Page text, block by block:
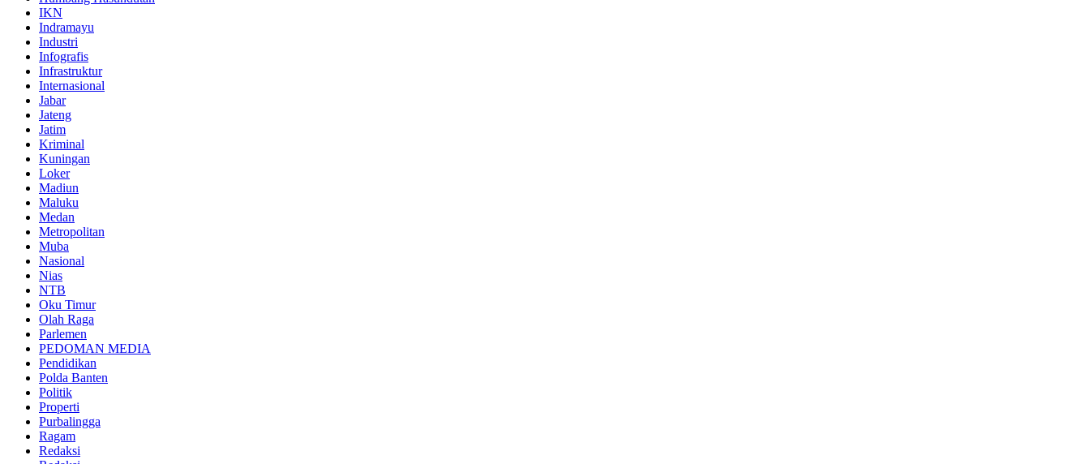
IKN
Indramayu
Industri
Infografis
Infrastruktur
Internasional
Jabar
Jateng
Jatim
Kriminal
Kuningan
Loker
Madiun
Maluku
Medan
Metropolitan
Muba
Nasional
Nias
NTB
Oku Timur
Olah Raga
Parlemen
PEDOMAN MEDIA
Pendidikan
Polda Banten
Politik
Properti
Purbalingga
Ragam
Redaksi